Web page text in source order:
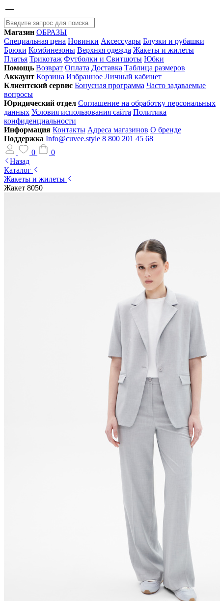
Магазин ОБРАЗЫ
Специальная цена Новинки Аксессуары Блузки и рубашки
Брюки Комбинезоны Верхняя одежда Жакеты и жилеты
Платья Трикотаж Футболки и Свитшоты Юбки
Помощь Возврат Оплата Доставка Таблица размеров
Аккаунт Корзина Избранное Личный кабинет
Клиентский сервис Бонусная программа Часто задаваемые
вопросы
Юридический отдел Соглашение на обработку персональных
данных Условия использования сайта Политика
конфиденциальности
Информация Контакты Адреса магазинов О бренде
Поддержка Info@cuvee.style 8 800 201 45 68
0
0
Назад
Каталог
Жакеты и жилеты
Жакет 8050